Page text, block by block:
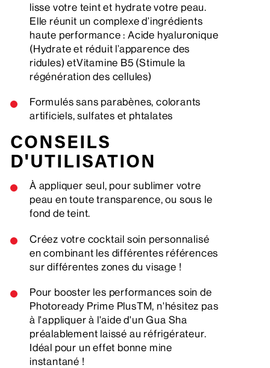
lisse votre teint et hydrate votre peau.
Elle réunit un complexe d’ingrédients
haute performance : Acide hyaluronique
(Hydrate et réduit l’apparence des
ridules) etVitamine B5 (Stimule la
régénération des cellules)
Formulés sans parabènes, colorants
artificiels, sulfates et phtalates
CONSEILS
D'UTILISATION
À appliquer seul, pour sublimer votre
peau en toute transparence, ou sous le
fond de teint.
Créez votre cocktail soin personnalisé
en combinant les différentes références
sur différentes zones du visage !
Pour booster les performances soin de
Photoready Prime PlusTM, n'hésitez pas
à l'appliquer à l'aide d'un Gua Sha
préalablement laissé au réfrigérateur.
Idéal pour un effet bonne mine
instantané !